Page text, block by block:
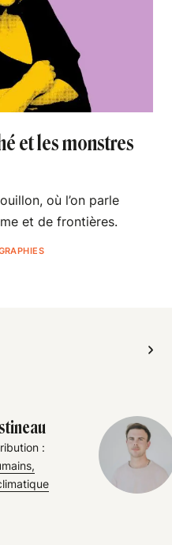
et les monstres
où l’on parle
et de frontières.
: